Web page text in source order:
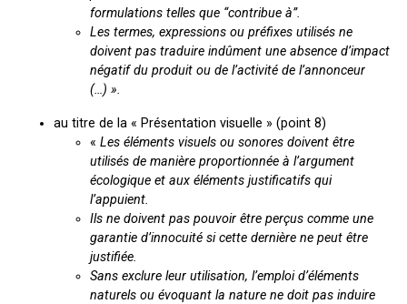
formulations telles que “contribue à”.
Les termes, expressions ou préfixes utilisés ne
doivent pas traduire indûment une absence d’impact
négatif du produit ou de l’activité de l’annonceur
(…) ».
au titre de la « Présentation visuelle » (point 8)
« Les éléments visuels ou sonores doivent être
utilisés de manière proportionnée à l’argument
écologique et aux éléments justificatifs qui
l’appuient.
Ils ne doivent pas pouvoir être perçus comme une
garantie d’innocuité si cette dernière ne peut être
justifiée.
Sans exclure leur utilisation, l’emploi d’éléments
naturels ou évoquant la nature ne doit pas induire